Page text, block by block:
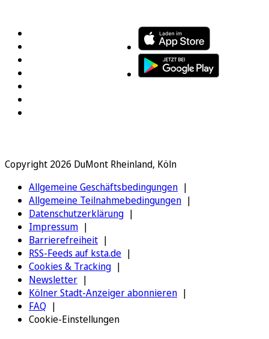
Copyright 2026 DuMont Rheinland, Köln
Allgemeine Geschäftsbedingungen
Allgemeine Teilnahmebedingungen
Datenschutzerklärung
Impressum
Barrierefreiheit
RSS-Feeds auf ksta.de
Cookies & Tracking
Newsletter
Kölner Stadt-Anzeiger abonnieren
FAQ
Cookie-Einstellungen